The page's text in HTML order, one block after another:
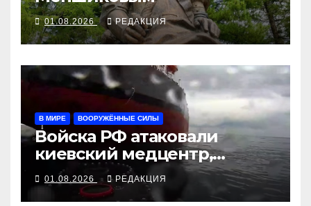
01.08.2026 РЕДАКЦИЯ
В МИРЕ ВООРУЖЁННЫЕ СИЛЫ
Войска РФ атаковали
киевский медцентр,
украинские БПЛА утопили
контейнеровоз «Росатома»
01.08.2026 РЕДАКЦИЯ